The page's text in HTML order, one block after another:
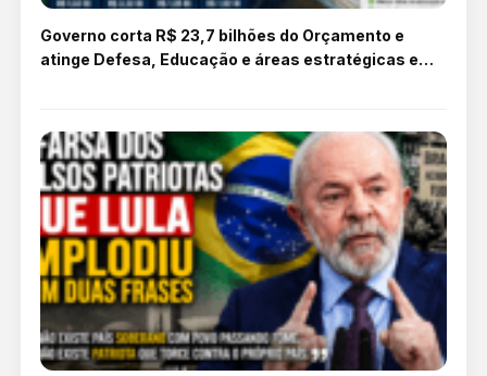
Governo corta R$ 23,7 bilhões do Orçamento e
atinge Defesa, Educação e áreas estratégicas em